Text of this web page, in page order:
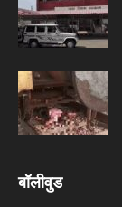
बॉलीवुड